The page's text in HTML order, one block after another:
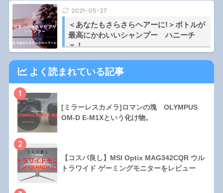
2021-05-27
＜あなたもさらさらヘアーに!＞ボトルが
最高にかわいいシャンプー ハニーチ
ェ！
よく読まれている記事
1
[ミラーレスカメラ]ロマンの塊 OLYMPUS
OM-D E-M1Xという化け物。
2
【コスパ良し】MSI Optix MAG342CQR ウル
トラワイド ゲーミングモニターをレビュー